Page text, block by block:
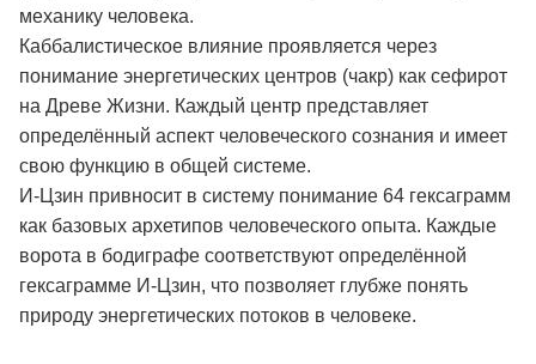
механику человека.
Каббалистическое влияние проявляется через
понимание энергетических центров (чакр) как сефирот
на Древе Жизни. Каждый центр представляет
определённый аспект человеческого сознания и имеет
свою функцию в общей системе.
И-Цзин привносит в систему понимание 64 гексаграмм
как базовых архетипов человеческого опыта. Каждые
ворота в бодиграфе соответствуют определённой
гексаграмме И-Цзин, что позволяет глубже понять
природу энергетических потоков в человеке.